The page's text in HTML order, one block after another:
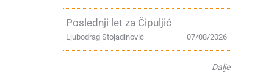
Poslednji let za Čipuljić
07/08/2026
Ljubodrag Stojadinović
Dalje